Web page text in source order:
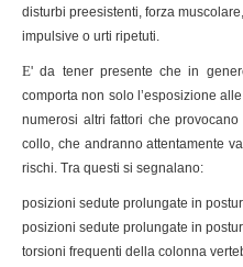
disturbi preesistenti, forza
impulsive o urti ripetuti.
E' da tener presente che in
comporta non solo l’esposizione
numerosi altri fattori che
collo, che andranno attentamente
rischi. Tra questi si segnalano:
posizioni sedute prolungate in
posizioni sedute prolungate in
torsioni frequenti della colonna